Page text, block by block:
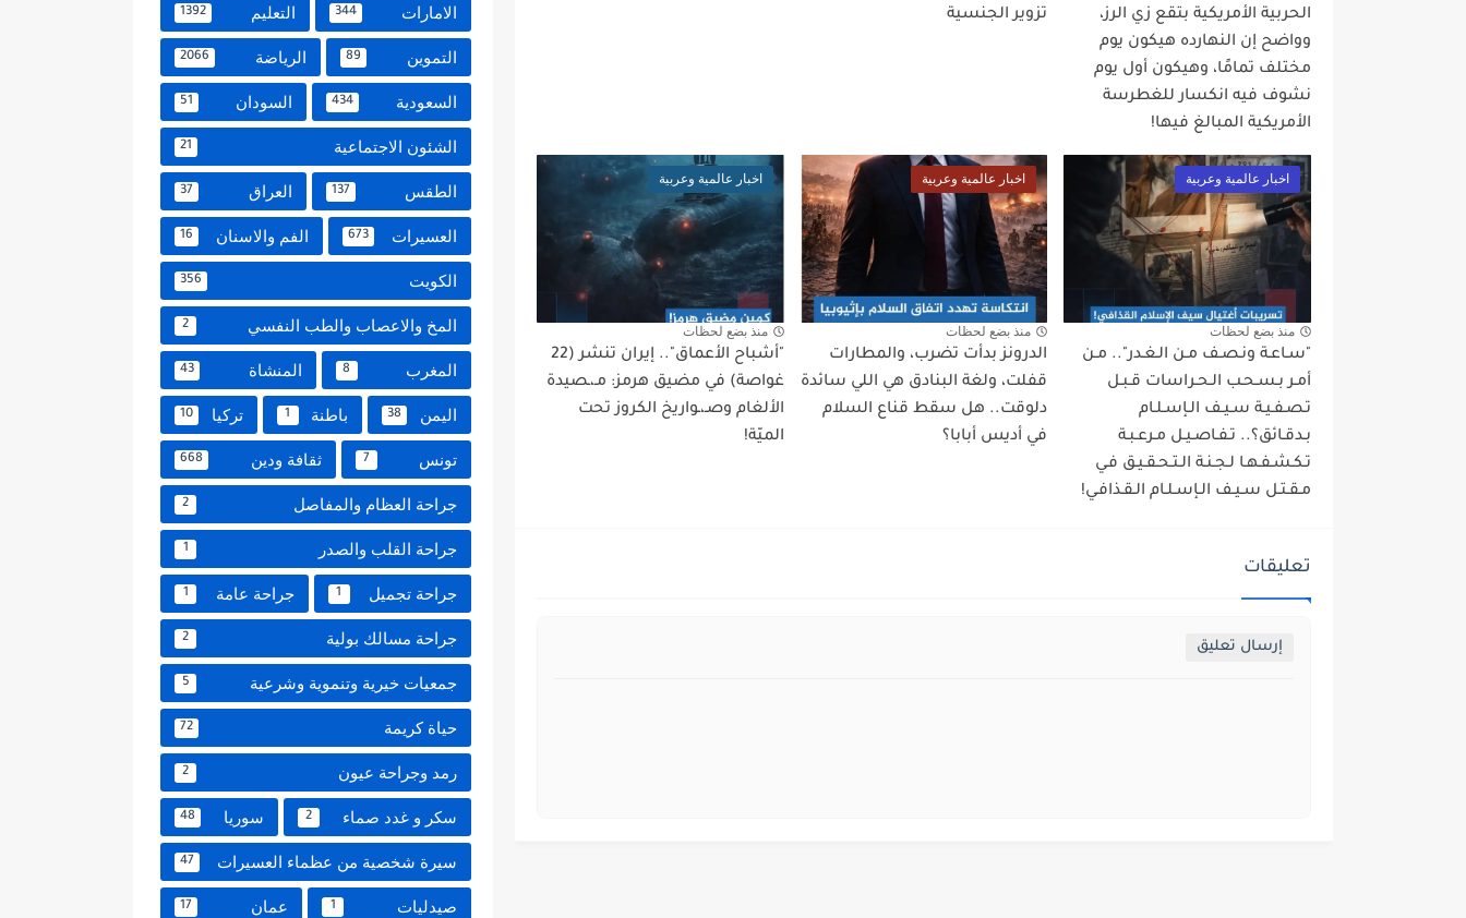
الحربية الأمريكية بتقع زي الرز،
وواضح إن النهارده هيكون يوم
مختلف تمامًا، وهيكون أول يوم
نشوف فيه انكسار للغطرسة
الأمريكية المبالغ فيها!
تزوير الجنسية
اخبار عالمية وعربية
منذ بضع لحظات
"سـاعـة ونـصـف مـن الـغـدر".. مـن
أمـر بـسـحـب الـحـراسات قـبـل
تـصـفـيـة سـيـف الـإسـلـام
بـدقـائق؟.. تـفـاصـيـل مـرعـبـة
تـكـشـفـهـا لـجـنـة الـتـحـقـيـق فـي
مـقـتـل سـيـف الـإسـلـام الـقـذافـي!
اخبار عالمية وعربية
منذ بضع لحظات
الدرونز بدأت تضرب، والمطارات
قفلت، ولغة البنادق هي اللي سائدة
دلوقت.. هل سقط قناع السلام
في أديس أبابا؟
اخبار عالمية وعربية
منذ بضع لحظات
"أشباح الأعماق".. إيران تنشر (22
غواصة) في مضيق هرمز: مـ،ـصيدة
الألغام وصـ،ـواريخ الكروز تحت
الميّة!
تعليقات
إرسال تعليق
الامارات 344 التعليم 1392
التموين 89 الرياضة 2066
السعودية 434 السودان 51
الشئون الاجتماعية 21
الطقس 137 العراق 37
العسيرات 673 الفم والاسنان 16
الكويت 356
المخ والاعصاب والطب النفسي 2
المغرب 8 المنشاة 43
اليمن 38 باطنة 1 تركيا 10
تونس 7 ثقافة ودين 668
جراحة العظام والمفاصل 2
جراحة القلب والصدر 1
جراحة تجميل 1 جراحة عامة 1
جراحة مسالك بولية 2
جمعيات خيرية وتنموية وشرعية 5
حياة كريمة 72
رمد وجراحة عيون 2
سكر و غدد صماء 2 سوريا 48
سيرة شخصية من عظماء العسيرات 47
صيدليات 1 عمان 17